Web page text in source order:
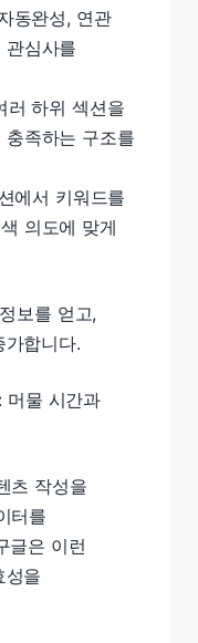
동완성, 연관
관심사를
러 하위 섹션을
족하는 구조를
에서 키워드를
의도에 맞게
보를 얻고,
합니다.
머물 시간과
츠 작성을
터를
글은 이런
성을